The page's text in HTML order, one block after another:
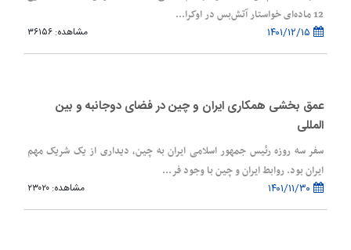
12 ماده‌ای خواستار آتش‌بس در اوکرا...
مشاهده: ۳۶۱۵۶
عمق بخشی همکاری ایران و چین در فضای دوجانبه و بین
المللی
سفر سه روزه رئیس جمهور اسلامی ایران به چین، دیداری از یک شریک مهم
ایران بود. روابط ایران و چین با وجود فر...
مشاهده: ۲۳۰۲۰